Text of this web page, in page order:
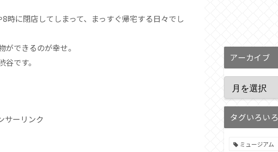
に閉店してしまって、まっすぐ帰宅する日々でし
できるのが幸せ。
です。
サーリンク
アーカイブ
タグいろいろ
ミュージアム